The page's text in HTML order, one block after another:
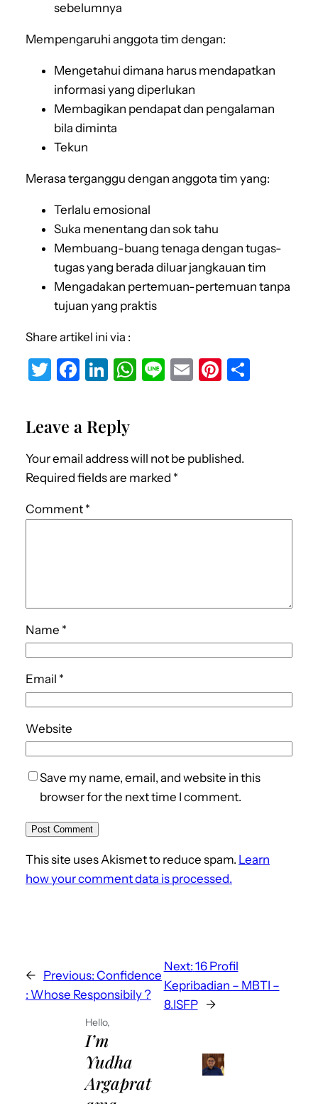
sebelumnya
Mempengaruhi anggota tim dengan:
Mengetahui dimana harus mendapatkan
informasi yang diperlukan
Membagikan pendapat dan pengalaman
bila diminta
Tekun
Merasa terganggu dengan anggota tim yang:
Terlalu emosional
Suka menentang dan sok tahu
Membuang-buang tenaga dengan tugas-
tugas yang berada diluar jangkauan tim
Mengadakan pertemuan-pertemuan tanpa
tujuan yang praktis
Share artikel ini via :
T
te
r
F
c
e
b
o
o
k
Li
k
e
dI
n
W
A
p
Li E
Pi
st
Leave a Reply
Your email address will not be published.
Required fields are marked *
Comment *
Name *
Email *
Website
Save my name, email, and website in this
browser for the next time I comment.
This site uses Akismet to reduce spam. Learn
how your comment data is processed.
← Previous: Confidence
: Whose Responsibily ?
Next: 16 Profil
Kepribadian – MBTI –
8.ISFP
→
Hello,
I’m
Yudha
Argaprat